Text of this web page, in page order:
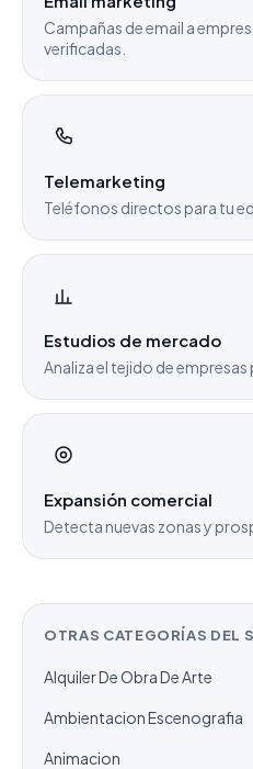
Campañas de email a
verificadas.
Telemarketing
Teléfonos directos para tu
Estudios de mercado
Analiza el tejido de
Expansión comercial
Detecta nuevas zonas y
OTRAS CATEGORÍAS DEL
Alquiler De Obra De Arte
Ambientacion Escenografia
Animacion